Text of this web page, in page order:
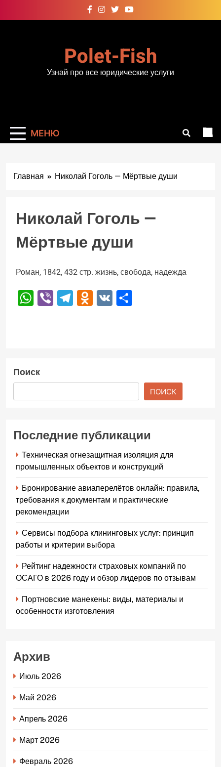
к
Polet-Fish
Узнай про все юридические услуги
МЕНЮ
Главная Николай Гоголь — Мёртвые души
Николай Гоголь —
Мёртвые души
Роман, 1842, 432 стр. жизнь, свобода, надежда
WhatsApp
ViberTelegram
Odnoklassniki
VK
Поиск
ПОИСК
Последние публикации
Техническая огнезащитная изоляция для
промышленных объектов и конструкций
Бронирование авиаперелётов онлайн: правила,
требования к документам и практические
рекомендации
Сервисы подбора клининговых услуг: принцип
работы и критерии выбора
Рейтинг надежности страховых компаний по
ОСАГО в 2026 году и обзор лидеров по отзывам
Портновские манекены: виды, материалы и
особенности изготовления
Архив
Июль 2026
Май 2026
Апрель 2026
Март 2026
Февраль 2026